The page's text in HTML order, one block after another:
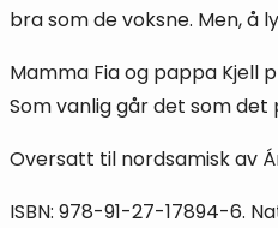
bra som de voksne. Men, å
Mamma Fia og pappa Kjell
Som vanlig går det som det
Oversatt til nordsamisk av
ISBN: 978-91-27-17894-6.